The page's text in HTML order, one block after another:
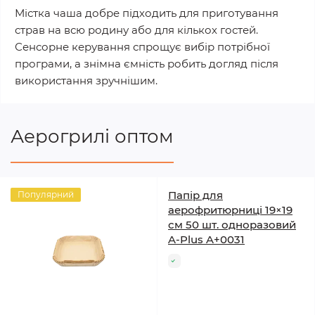
Містка чаша добре підходить для приготування
страв на всю родину або для кількох гостей.
Сенсорне керування спрощує вибір потрібної
програми, а знімна ємність робить догляд після
використання зручнішим.
Аерогрилі оптом
Популярний
Папір для
аерофритюрниці 19×19
см 50 шт. одноразовий
A-Plus A+0031